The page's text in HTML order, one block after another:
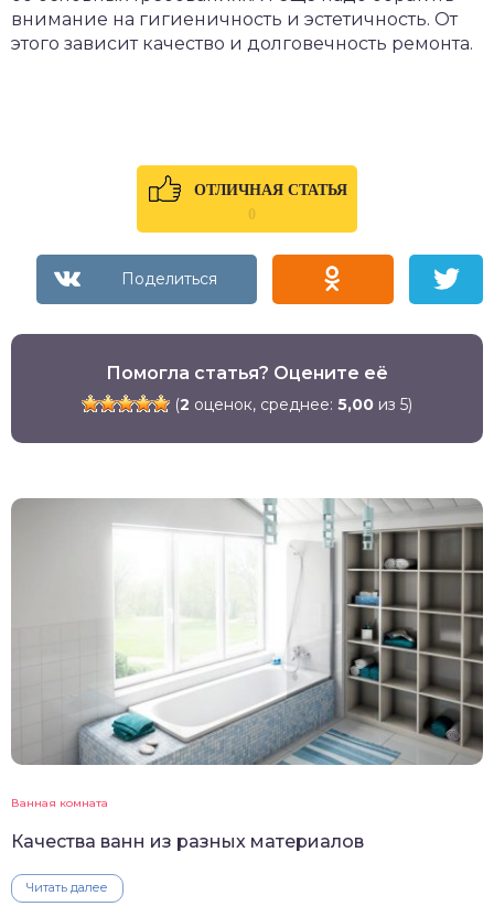
внимание на гигиеничность и эстетичность. От
этого зависит качество и долговечность ремонта.
ОТЛИЧНАЯ СТАТЬЯ
0
Помогла статья? Оцените её
(2 оценок, среднее: 5,00 из 5)
Ванная комната
Качества ванн из разных материалов
Читать далее